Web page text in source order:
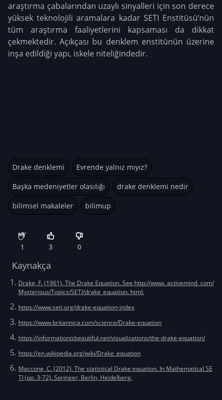
araştırma çabalarından uzaylı sinyalleri için son derece
yüksek teknolojili aramalara kadar SETI Enstitüsü’nün
tüm araştırma faaliyetlerini kapsaması da dikkat
çekmektedir. Açıkçası bu denklem enstitünün üzerine
inşa edildiği yapı, iskele niteliğindedir.
Drake denklemi Evrende yalnız mıyız?
Başka medeniyetler olasılığı drake denklemi nedir
bilimsel makaleler bilimup
1 3 0
Kaynakça
Drake, F. (1961). The Drake Equation. See http://www. activemind. com/
Mysterious/Topics/SETI/drake_equation. html.
https://www.seti.org/drake-equation-index
https://www.britannica.com/science/Drake-equation
https://informationisbeautiful.net/visualizations/the-drake-equation/
https://en.wikipedia.org/wiki/Drake_equation
Maccone, C. (2012). The statistical Drake equation. In Mathematical SE
TI (pp. 3-72). Springer, Berlin, Heidelberg.